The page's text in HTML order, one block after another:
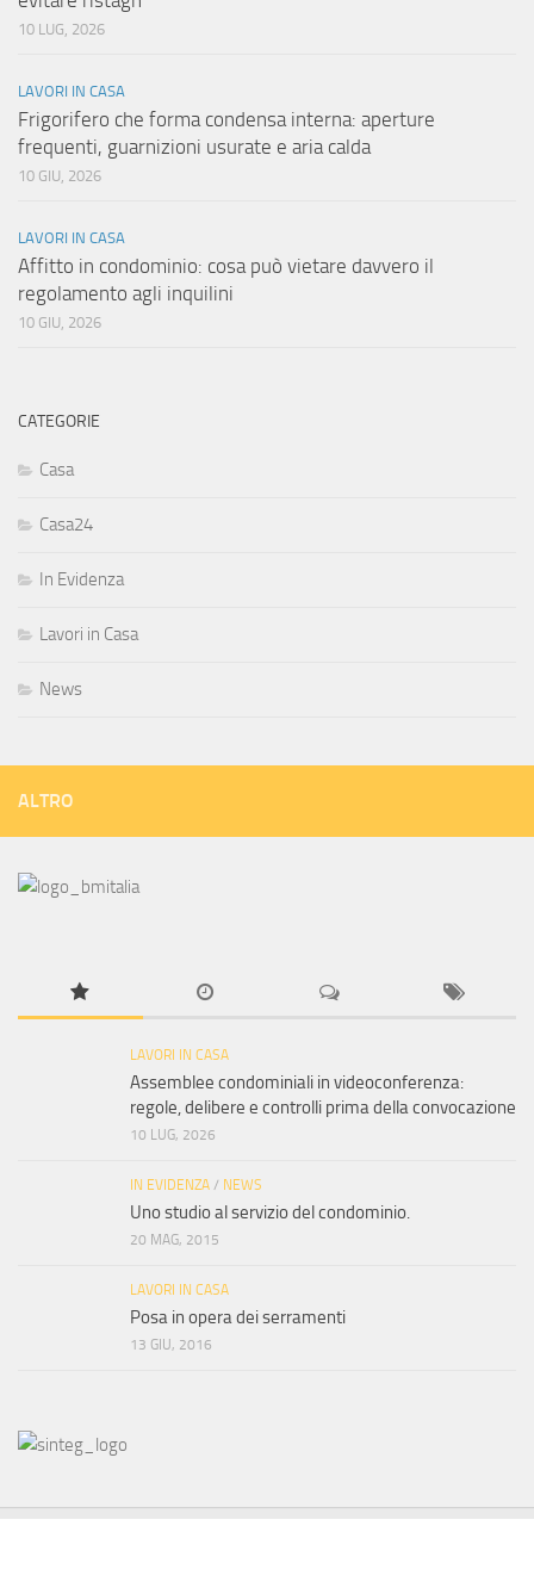
10 LUG, 2026
LAVORI IN CASA
Frigorifero che forma condensa interna: aperture
frequenti, guarnizioni usurate e aria calda
10 GIU, 2026
LAVORI IN CASA
Affitto in condominio: cosa può vietare davvero il
regolamento agli inquilini
10 GIU, 2026
CATEGORIE
Casa
Casa24
In Evidenza
Lavori in Casa
News
ALTRO
LAVORI IN CASA
Assemblee condominiali in videoconferenza:
regole, delibere e controlli prima della convocazione
10 LUG, 2026
IN EVIDENZA / NEWS
Uno studio al servizio del condominio.
20 MAG, 2015
LAVORI IN CASA
Posa in opera dei serramenti
13 GIU, 2016